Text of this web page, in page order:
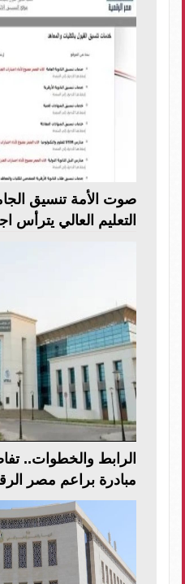
التعليم العالي يترأس
الرابط والخطوات..
مبادرة براعم مصر